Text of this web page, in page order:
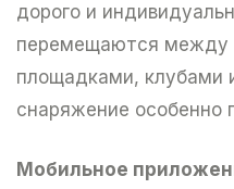
дорого и
перемещаются между
площадками, клубами
снаряжение особенно
Мобильное